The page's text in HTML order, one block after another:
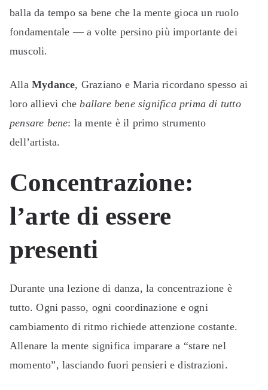
balla da tempo sa bene che la mente gioca un ruolo
fondamentale — a volte persino più importante dei
muscoli.
Alla Mydance, Graziano e Maria ricordano spesso ai
loro allievi cheballare bene significa prima di tutto
pensare bene: la mente è il primo strumento
dell’artista.
Concentrazione:
l’arte di essere
presenti
Durante una lezione di danza, la concentrazione è
tutto. Ogni passo, ogni coordinazione e ogni
cambiamento di ritmo richiede attenzione costante.
Allenare la mente significa imparare a “stare nel
momento”, lasciando fuori pensieri e distrazioni.